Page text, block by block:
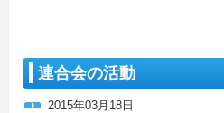
連合会の活動
2015年03月18日